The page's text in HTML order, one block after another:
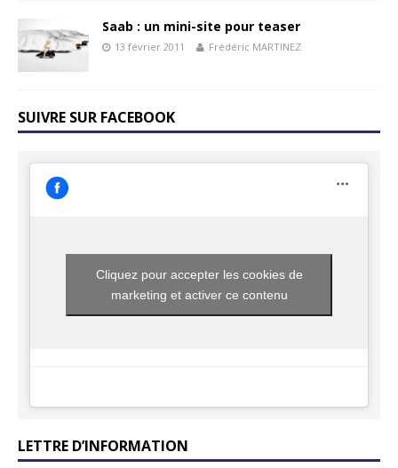
Saab : un mini-site pour teaser
13 février 2011 Frédéric MARTINEZ
SUIVRE SUR FACEBOOK
Cliquez pour accepter les cookies de
marketing et activer ce contenu
LETTRE D’INFORMATION